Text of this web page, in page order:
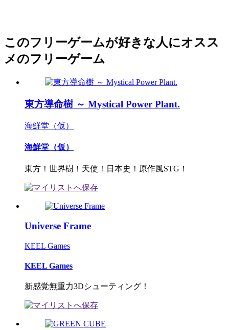
このフリーゲームが好きな人にオスス
メのフリーゲーム
東方導命樹 ～ Mystical Power Plant.
海鮮堂（仮）
海鮮堂（仮）
東方！世界樹！天使！日本史！原作風STG！
Universe Frame
KEEL Games
KEEL Games
新感覚無重力3Dシューティング！